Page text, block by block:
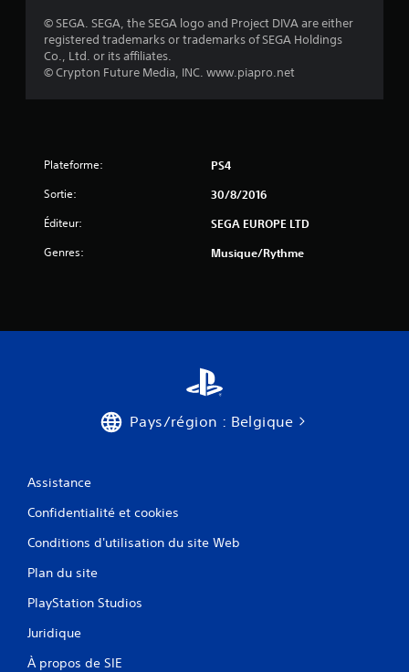
5
9
© SEGA. SEGA, the SEGA logo and Project DIVA are either
registered trademarks or trademarks of SEGA Holdings
Co., Ltd. or its affiliates.
© Crypton Future Media, INC. www.piapro.net
Plateforme: PS4
Sortie: 30/8/2016
Éditeur: SEGA EUROPE LTD
Genres: Musique/Rythme
Pays/région : Belgique
Assistance
Confidentialité et cookies
Conditions d'utilisation du site Web
Plan du site
PlayStation Studios
Juridique
À propos de SIE